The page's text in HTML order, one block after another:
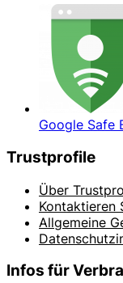
Google Safe
Trustprofile
Über
Kontaktieren
Allgemeine
Infos für